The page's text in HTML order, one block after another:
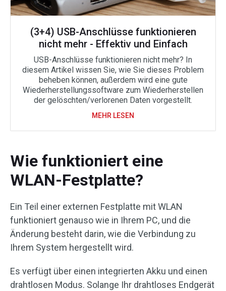
(3+4) USB-Anschlüsse funktionieren
nicht mehr - Effektiv und Einfach
USB-Anschlüsse funktionieren nicht mehr? In
diesem Artikel wissen Sie, wie Sie dieses Problem
beheben können, außerdem wird eine gute
Wiederherstellungssoftware zum Wiederherstellen
der gelöschten/verlorenen Daten vorgestellt.
MEHR LESEN
Wie funktioniert eine
WLAN-Festplatte?
Ein Teil einer externen Festplatte mit WLAN
funktioniert genauso wie in Ihrem PC, und die
Änderung besteht darin, wie die Verbindung zu
Ihrem System hergestellt wird.
Es verfügt über einen integrierten Akku und einen
drahtlosen Modus. Solange Ihr drahtloses Endgerät